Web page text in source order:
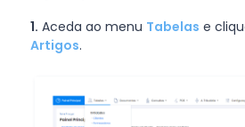
1. Aceda ao menu Tabelas e
Artigos.